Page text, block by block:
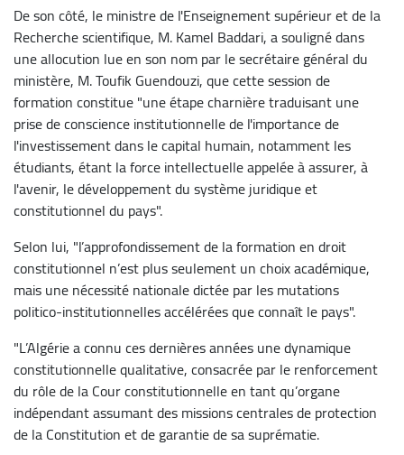
De son côté, le ministre de l'Enseignement supérieur et de la
Recherche scientifique, M. Kamel Baddari, a souligné dans
une allocution lue en son nom par le secrétaire général du
ministère, M. Toufik Guendouzi, que cette session de
formation constitue "une étape charnière traduisant une
prise de conscience institutionnelle de l'importance de
l'investissement dans le capital humain, notamment les
étudiants, étant la force intellectuelle appelée à assurer, à
l'avenir, le développement du système juridique et
constitutionnel du pays".
Selon lui, "l’approfondissement de la formation en droit
constitutionnel n’est plus seulement un choix académique,
mais une nécessité nationale dictée par les mutations
politico-institutionnelles accélérées que connaît le pays".
"L’Algérie a connu ces dernières années une dynamique
constitutionnelle qualitative, consacrée par le renforcement
du rôle de la Cour constitutionnelle en tant qu’organe
indépendant assumant des missions centrales de protection
de la Constitution et de garantie de sa suprématie.